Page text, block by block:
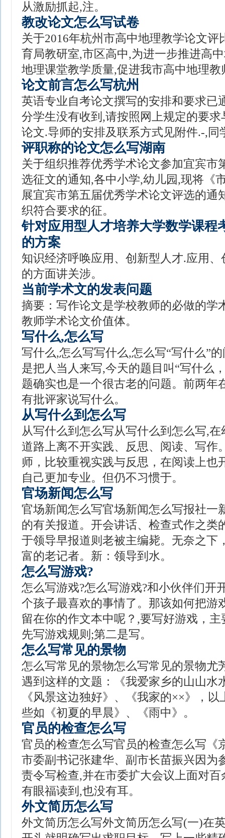
从激励抓起,注。
教改论文怎么写试卷
关于2016年杭州市高中地理教学论文评
育局教研室,市区高中,为进一步推进高
地理课堂教学质量,促进我市高中地理
论文前言怎么写杭州
英语专业自考论文撰写的安排和要求已
分学生没有收到,请按照网上规定的要
论文.导师的安排及联系方式见附件.-,同
评职称的论文怎么写湖南
关于组织推荐优秀学术论文参加宜宾市
选征文的通知,各中小学,幼儿园,现将《
展宜宾市第五届优秀学术论文评选的通
织符合要求的征。
针对应用型人才培养大学数学课程
的方案
知识经济呼唤应用、创新型人才.应用
的方面讲关涉。
当前学术文的发表问题
摘要：写作论文是学校教师的必做的学
教师学术论文价值体。
写什么,怎么写
写什么,怎么写写什么,怎么写“写什么”
是把人当人来写,今天的题目叫“写什么
题确实也是一个很古老的问题。前两年
有批评家说写什么。
从写什么到怎么写
从写什么到怎么写从写什么到怎么写,
道路上离不开实践、反思、阅读、写作
师，比较重视实践与反思，在阅读上也
自己更加专业。但仍不习惯于。
官场新闻怎么写
官场新闻怎么写官场新闻怎么写报社一
的有关报道。开会讲话、检查式作之类
于领导早报道则老被主编毙。无奈之下
富的老记者。新：领导到水。
怎么写游戏?
怎么写游戏?怎么写游戏?和小伙伴们开
个孩子最喜欢的事情了。那该如何把游
留在你的作文本中呢？,要写好游戏，
先写游戏规则;第二是写。
怎么写常见的景物
怎么写常见的景物怎么写常见的景物尤
遇到这样的文题：《我爱家乡的山山水
《风景这边独好》、《我家的××》，
些如《初夏的早晨》、《雨中》。
官员的检查怎么写
官员的检查怎么写官员的检查怎么写《
市委副书记张建华、副市长苗振兴因为
责令写检查,并在市委扩大会议上面对
有眼福读到,也没有耳。
外文简历怎么写
外文简历怎么写外文简历怎么写(一)在